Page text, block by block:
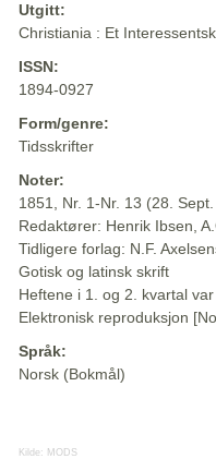
Utgitt:
Christiania : Et
ISSN:
1894-0927
Form/genre:
Tidsskrifter
Noter:
1851, Nr. 1-Nr. 13 (28.
Redaktører: Henrik Ibsen,
Tidligere forlag: N.F.
Gotisk og latinsk skrift
Heftene i 1. og 2. kvartal
Elektronisk reproduksjon
Språk:
Norsk (Bokmål)
Kilde: MODS